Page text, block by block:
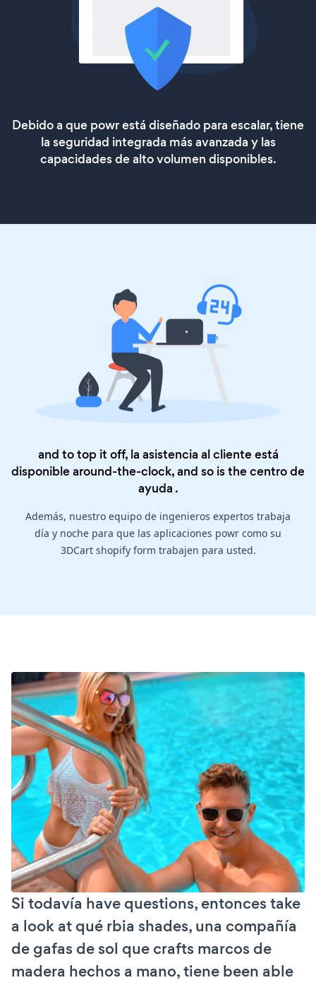
Debido a que powr está diseñado para escalar, tiene
la seguridad integrada más avanzada y las
capacidades de alto volumen disponibles.
and to top it off, la asistencia al cliente está
disponible around-the-clock, and so is thecentro de
ayuda .
Además, nuestro equipo de ingenieros expertos trabaja
día y noche para que las aplicaciones powr como su
3DCart shopify form trabajen para usted.
Si todavía have questions, entonces take
a look at qué rbia shades, una compañía
de gafas de sol que crafts marcos de
madera hechos a mano, tiene been able